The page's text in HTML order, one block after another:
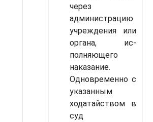
через
администра­цию
учреждения или
органа, ис­
полняющего
наказание.
Одновре­менно с
указанным
ходатайством в
суд